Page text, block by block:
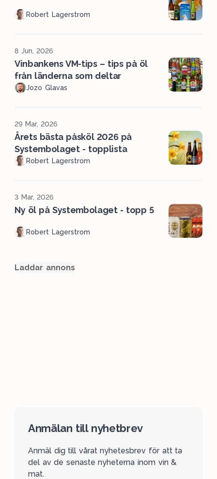
Robert Lagerstrom
8 Jun, 2026
Vinbankens VM-tips – tips på öl
från länderna som deltar
Jozo Glavas
29 Mar, 2026
Årets bästa påsköl 2026 på
Systembolaget - topplista
Robert Lagerstrom
3 Mar, 2026
Ny öl på Systembolaget - topp 5
Robert Lagerstrom
Laddar annons
Anmälan till nyhetbrev
Anmäl dig till vårat nyhetesbrev för att ta
del av de senaste nyheterna inom vin &
mat.